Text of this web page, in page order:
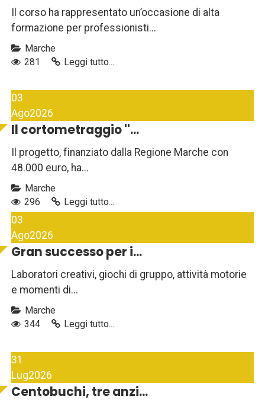
Il corso ha rappresentato un’occasione di alta
formazione per professionisti...
Marche
281
Leggi tutto...
03
Ago2026
Il cortometraggio ''...
Il progetto, finanziato dalla Regione Marche con
48.000 euro, ha...
Marche
296
Leggi tutto...
03
Ago2026
Gran successo per i...
Laboratori creativi, giochi di gruppo, attività motorie
e momenti di...
Marche
344
Leggi tutto...
31
Lug2026
Centobuchi, tre anzi...